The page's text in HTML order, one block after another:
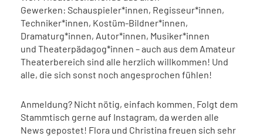
Gewerken: Schauspieler*innen, Regisseur*innen,
Techniker*innen, Kostüm-Bildner*innen,
Dramaturg*innen, Autor*innen, Musiker*innen
und Theaterpädagog*innen – auch aus dem Amateur
Theaterbereich sind alle herzlich willkommen! Und
alle, die sich sonst noch angesprochen fühlen!
Anmeldung? Nicht nötig, einfach kommen. Folgt dem
Stammtisch gerne auf Instagram, da werden alle
News gepostet! Flora und Christina freuen sich sehr